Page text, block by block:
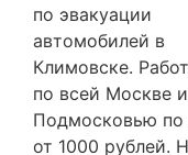
по эвакуации
автомобилей в
Климовске.
по всей Москве и
Подмосковью по
от 1000 рублей.